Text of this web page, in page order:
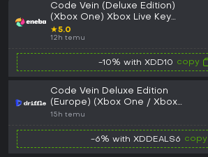
Code Vein (Deluxe Edition)
(Xbox One) Xbox Live Key
EUROPE
★5.0
12h temu
-10% with XDD10 copy
Code Vein Deluxe Edition
(Europe) (Xbox One / Xbox
Series X|S) - Xbox Live - Digital
15h temu
-6% with XDDEALS6 copy